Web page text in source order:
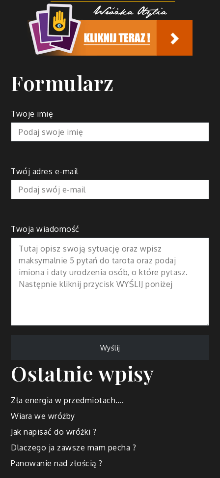
Formularz
Twoje imię
Twój adres e-mail
Twoja wiadomość
Ostatnie wpisy
Zła energia w przedmiotach….
Wiara we wróżby
Jak napisać do wróżki ?
Dlaczego ja zawsze mam pecha ?
Panowanie nad złością ?